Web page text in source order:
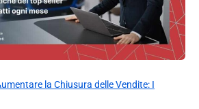
la Chiusura delle Vendite: I